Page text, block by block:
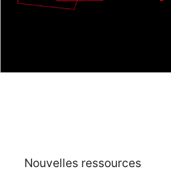
Nouvelles ressources